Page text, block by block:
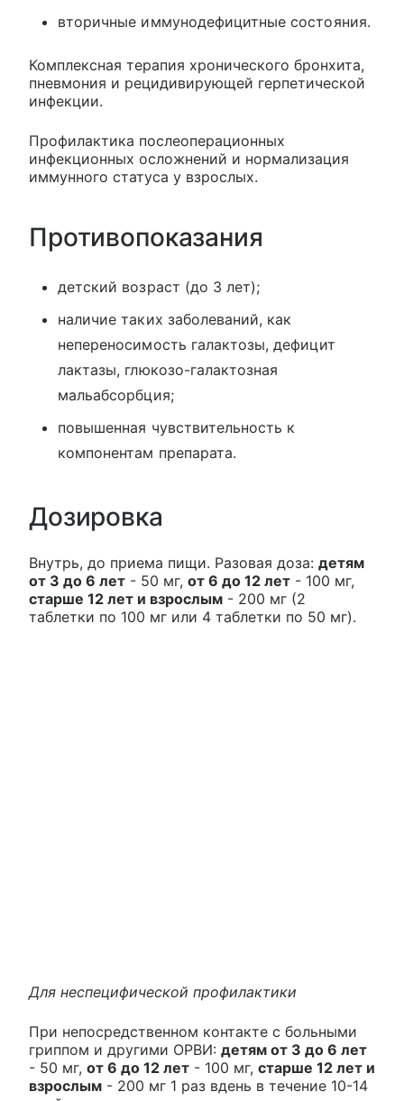
вторичные иммунодефицитные состояния.
Комплексная терапия хронического бронхита,
пневмония и рецидивирующей герпетической
инфекции.
Профилактика послеоперационных
инфекционных осложнений и нормализация
иммунного статуса у взрослых.
Противопоказания
детский возраст (до 3 лет);
наличие таких заболеваний, как
непереносимость галактозы, дефицит
лактазы, глюкозо-галактозная
мальабсорбция;
повышенная чувствительность к
компонентам препарата.
Дозировка
Внутрь, до приема пищи. Разовая доза: детям
от 3 до 6 лет - 50 мг, от 6 до 12 лет - 100 мг,
старше 12 лет и взрослым - 200 мг (2
таблетки по 100 мг или 4 таблетки по 50 мг).
Для неспецифической профилактики
При непосредственном контакте с больными
гриппом и другими ОРВИ: детям от 3 до 6 лет
- 50 мг, от 6 до 12 лет - 100 мг, старше 12 лет и
взрослым - 200 мг 1 раз вдень в течение 10-14